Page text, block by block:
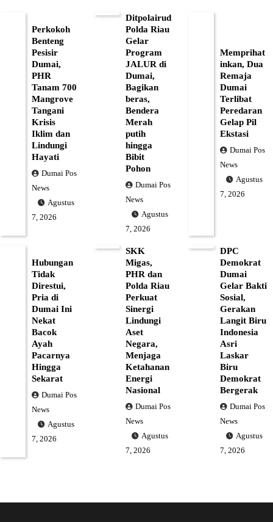
Perkokoh
Benteng
Pesisir
Dumai,
PHR
Tanam 700
Mangrove
Tangani
Krisis
Iklim dan
Lindungi
Hayati
Dumai Pos
News
Agustus
7, 2026
Ditpolairud
Polda Riau
Gelar
Program
JALUR di
Dumai,
Bagikan
beras,
Bendera
Merah
putih
hingga
Bibit
Pohon
Dumai Pos
News
Agustus
7, 2026
Memprihat
inkan, Dua
Remaja
Dumai
Terlibat
Peredaran
Gelap Pil
Ekstasi
Dumai Pos
News
Agustus
7, 2026
Hubungan
Tidak
Direstui,
Pria di
Dumai Ini
Nekat
Bacok
Ayah
Pacarnya
Hingga
Sekarat
Dumai Pos
News
Agustus
7, 2026
SKK
Migas,
PHR dan
Polda Riau
Perkuat
Sinergi
Lindungi
Aset
Negara,
Menjaga
Ketahanan
Energi
Nasional
Dumai Pos
News
Agustus
7, 2026
DPC
Demokrat
Dumai
Gelar Bakti
Sosial,
Gerakan
Langit Biru
Indonesia
Asri
Laskar
Biru
Demokrat
Bergerak
Dumai Pos
News
Agustus
7, 2026